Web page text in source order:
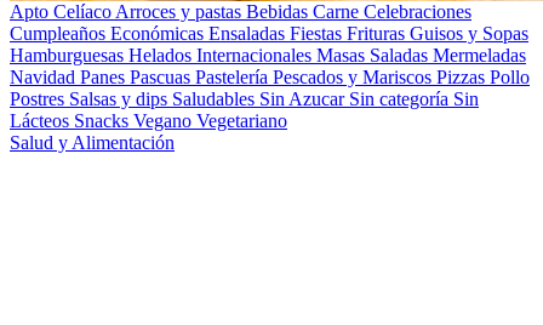
Apto Celíaco Arroces y pastas Bebidas Carne Celebraciones
Cumpleaños Económicas Ensaladas Fiestas Frituras Guisos y Sopas
Hamburguesas Helados Internacionales Masas Saladas Mermeladas
Navidad Panes Pascuas Pastelería Pescados y Mariscos Pizzas Pollo
Postres Salsas y dips Saludables Sin Azucar Sin categoría Sin
Lácteos Snacks Vegano Vegetariano
Salud y Alimentación